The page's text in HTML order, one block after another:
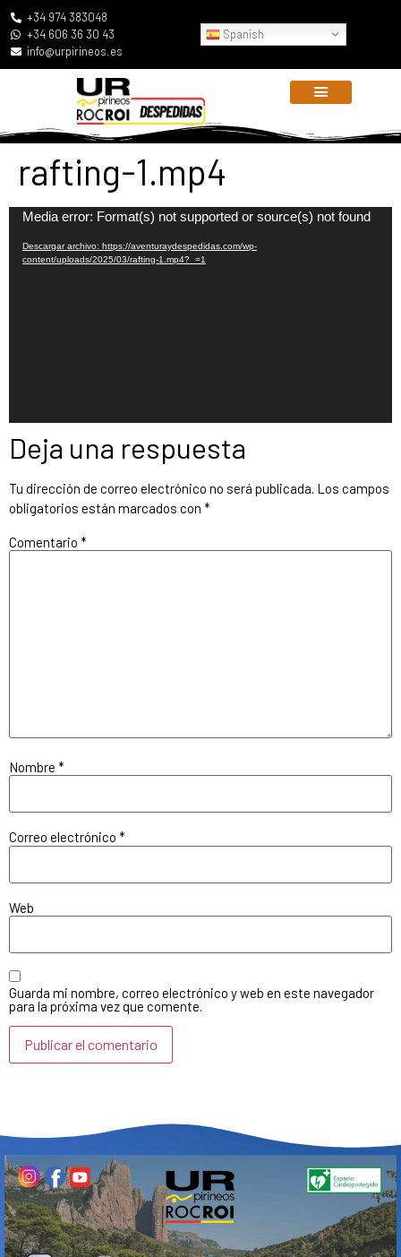
+34 974 383048
+34 606 36 30 43
info@urpirineos.es
Spanish
rafting-1.mp4
Reproductor
vídeo
Media error: Format(s) not supported or source(s) not found
Descargar archivo: https://aventuraydespedidas.com/wp-
content/uploads/2025/03/rafting-1.mp4?_=1
Deja una respuesta
Tu dirección de correo electrónico no será publicada. Los campos
obligatorios están marcados con *
Comentario *
Nombre *
Correo electrónico *
Web
Guarda mi nombre, correo electrónico y web en este navegador
para la próxima vez que comente.